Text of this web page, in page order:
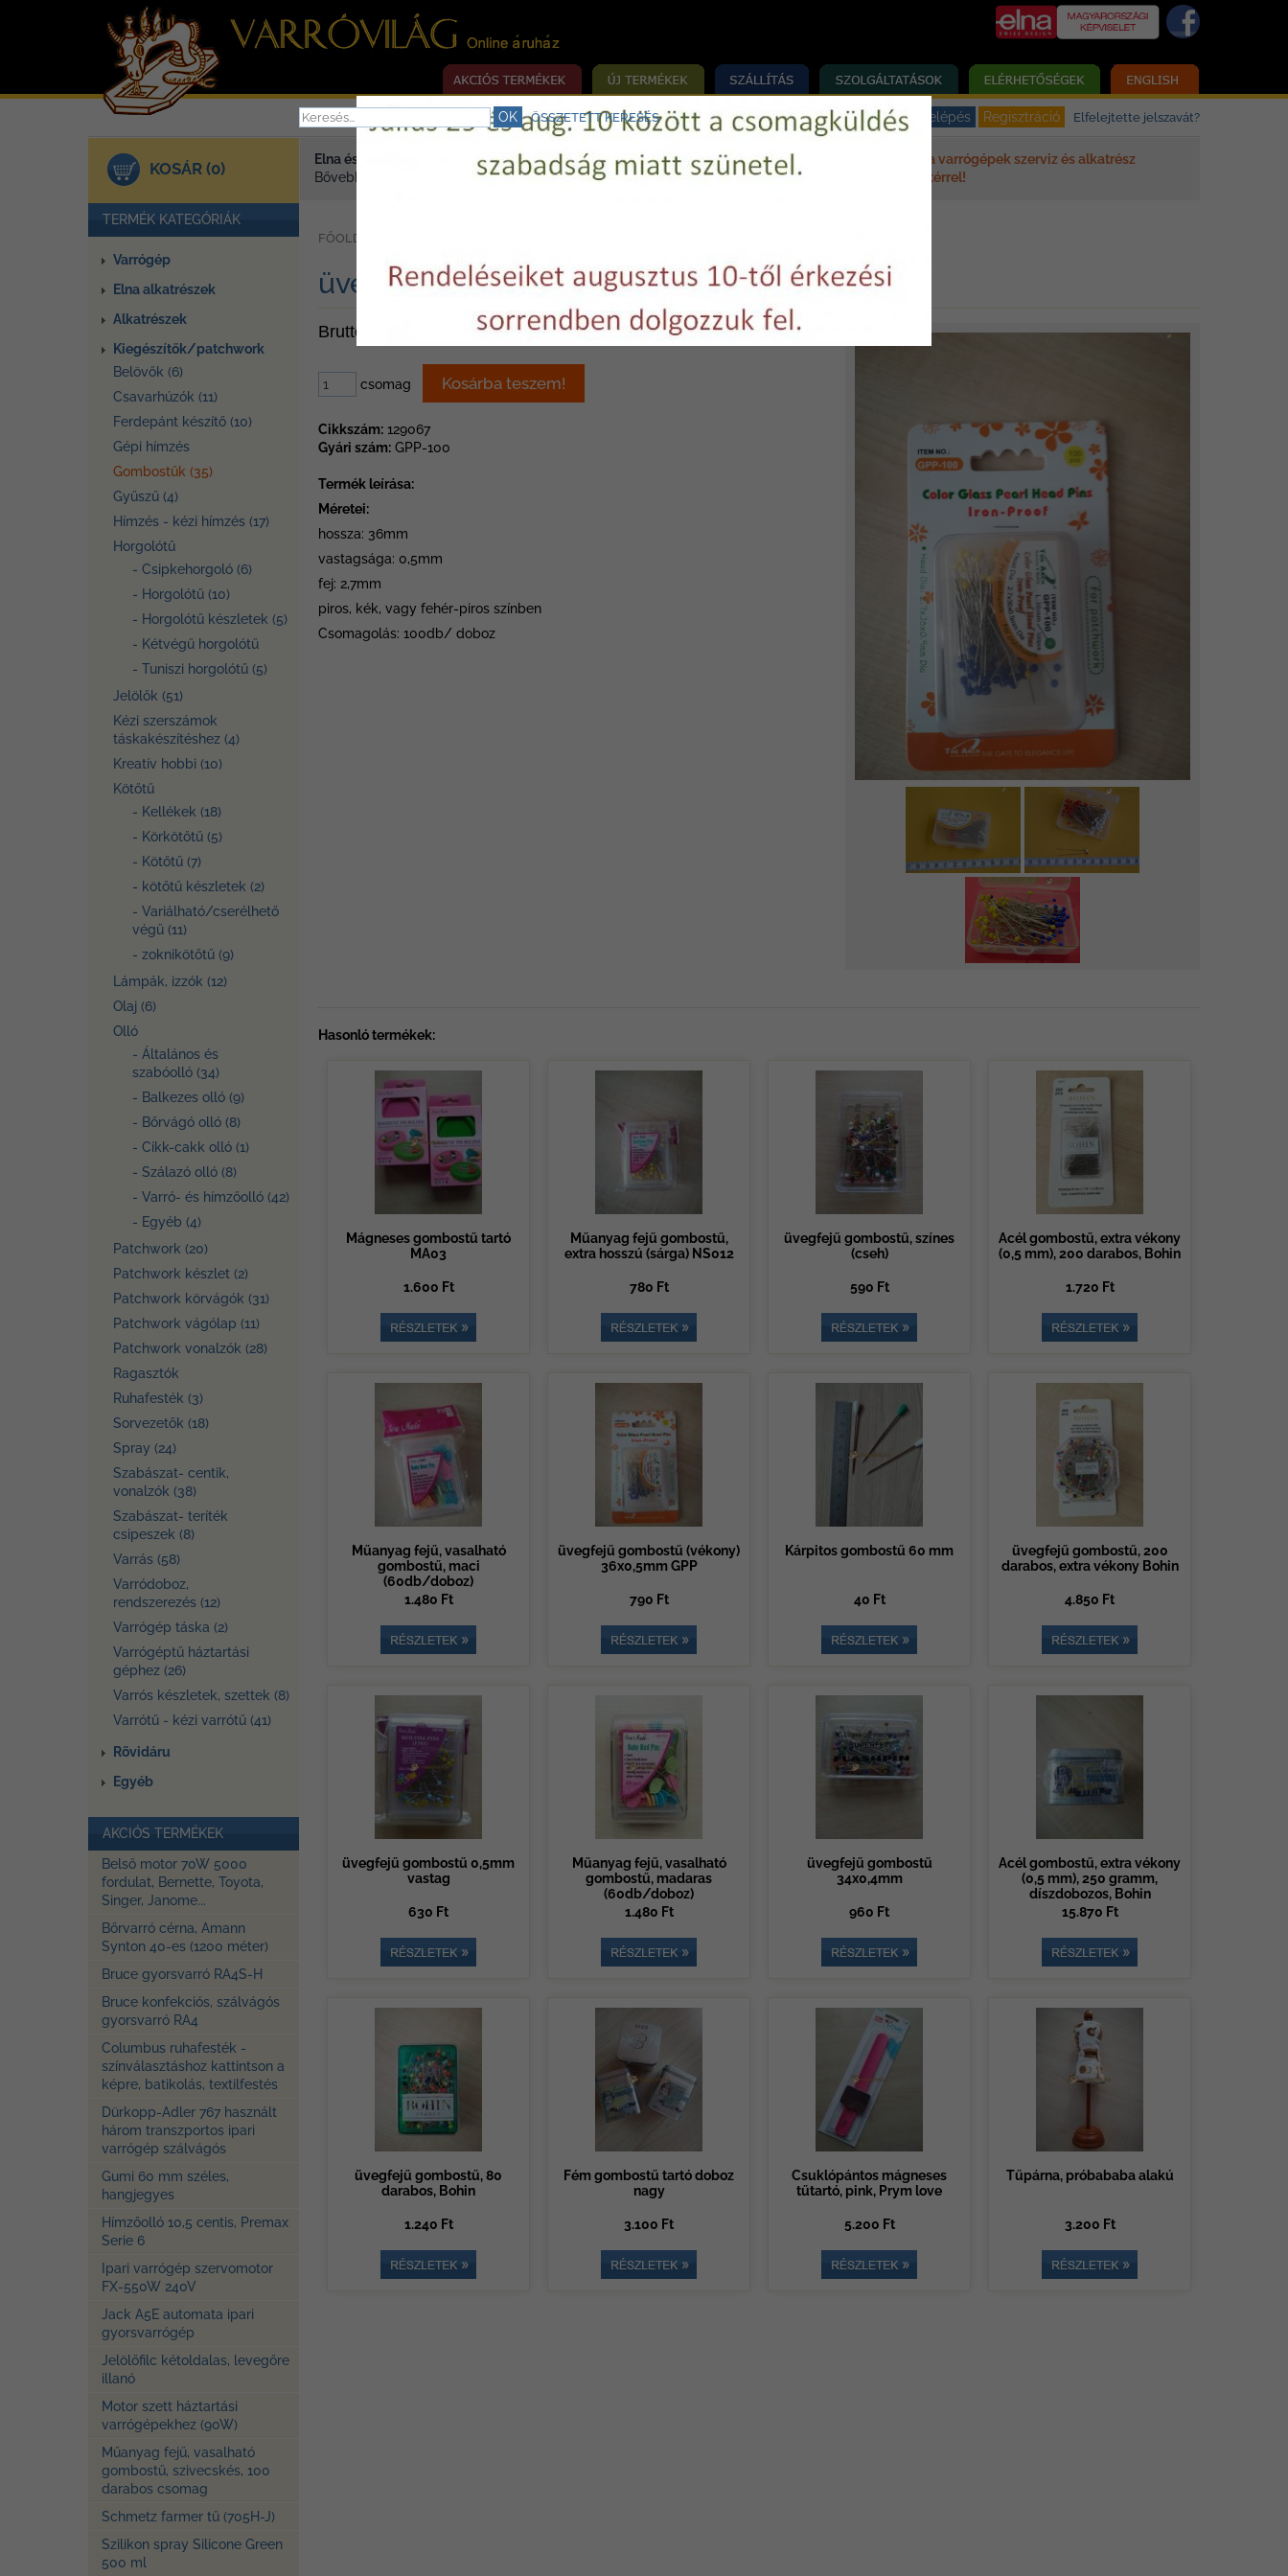
ÖSSZETETT KERESÉS Elfelejtette jelszavát?
KOSÁR (0)
TERMÉK KATEGÓRIÁK
Varrógép
Elna alkatrészek
Alkatrészek
Kiegészítők/patchwork
Belövők (6)
Csavarhúzók (11)
Ferdepánt készítő (10)
Gépi hímzés
Gombostűk (35)
Gyűszű (4)
Hímzés - kézi hímzés (17)
Horgolótű
- Csipkehorgoló (6)
- Horgolótű (10)
- Horgolótű készletek (5)
- Kétvégű horgolótű
- Tuniszi horgolótű (5)
Jelölők (51)
Kézi szerszámok
táskakészítéshez (4)
Kreatív hobbi (10)
Kötőtű
- Kellékek (18)
- Körkötőtű (5)
- Kötőtű (7)
- kötőtű készletek (2)
- Variálható/cserélhető
végű (11)
- zoknikötőtű (9)
Lámpák, izzók (12)
Olaj (6)
Olló
- Általános és
szabóolló (34)
- Balkezes olló (9)
- Bőrvágó olló (8)
- Cikk-cakk olló (1)
- Szálazó olló (8)
- Varró- és hímzőolló (42)
- Egyéb (4)
Patchwork (20)
Patchwork készlet (2)
Patchwork körvágók (31)
Patchwork vágólap (11)
Patchwork vonalzók (28)
Ragasztók
Ruhafesték (3)
Sorvezetők (18)
Spray (24)
Szabászat- centik,
vonalzók (38)
Szabászat- teríték
csipeszek (8)
Varrás (58)
Varródoboz,
rendszerezés (12)
Varrógép táska (2)
Varrógéptű háztartási
géphez (26)
Varrós készletek, szettek (8)
Varrótű - kézi varrótű (41)
Rövidáru
Egyéb
AKCIÓS TERMÉKEK
Belső motor 70W 5000
fordulat, Bernette, Toyota,
Singer, Janome...
Bőrvarró cérna, Amann
Synton 40-es (1200 méter)
Bruce gyorsvarró RA4S-H
Bruce konfekciós, szálvágós
gyorsvarró RA4
Columbus ruhafesték -
színválasztáshoz kattintson a
képre, batikolás, textilfestés
Dürkopp-Adler 767 használt
három transzportos ipari
varrógép szálvágós
Gumi 60 mm széles,
hangjegyes
Hímzőolló 10,5 centis, Premax
Serie 6
Ipari varrógép szervomotor
FX-550W 240V
Jack A5E automata ipari
gyorsvarrógép
Jelölőfilc kétoldalas, levegőre
illanó
Motor szett háztartási
varrógépekhez (90W)
Műanyag fejű, vasalható
gombostű, szivecskés, 100
darabos csomag
Schmetz farmer tű (705H-J)
Szilikon spray Silicone Green
500 ml
Elna és Janome varrógép szerviz.
Bővebben >
Telefon:+36 29 750977
E-mail:varrovilag@varrovilag.hu
Elna varrógépek szerviz és alkatrész
háttérrel!
FŐOLDAL
üvegfejű gombostű (vékony) 36x0,5mm GPP
Bruttó ár: 790 Ft / csomag
csomag
Cikkszám: 129067
Gyári szám: GPP-100
Termék leírása:
Méretei:
hossza: 36mm
vastagsága: 0,5mm
fej: 2,7mm
piros, kék, vagy fehér-piros színben
Csomagolás: 100db/ doboz
Hasonló termékek:
Mágneses gombostű tartó
MA03
1.600 Ft
Műanyag fejű gombostű,
extra hosszú (sárga) NS012
780 Ft
üvegfejű gombostű, színes
(cseh)
590 Ft
Acél gombostű, extra vékony
(0,5 mm), 200 darabos, Bohin
1.720 Ft
Műanyag fejű, vasalható
gombostű, maci
(60db/doboz)
1.480 Ft
üvegfejű gombostű (vékony)
36x0,5mm GPP
790 Ft
Kárpitos gombostű 60 mm
40 Ft
üvegfejű gombostű, 200
darabos, extra vékony Bohin
4.850 Ft
üvegfejű gombostű 0,5mm
vastag
630 Ft
Műanyag fejű, vasalható
gombostű, madaras
(60db/doboz)
1.480 Ft
üvegfejű gombostű
34x0,4mm
960 Ft
Acél gombostű, extra vékony
(0,5 mm), 250 gramm,
díszdobozos, Bohin
15.870 Ft
üvegfejű gombostű, 80
darabos, Bohin
1.240 Ft
Fém gombostű tartó doboz
nagy
3.100 Ft
Csuklópántos mágneses
tűtartó, pink, Prym love
5.200 Ft
Tűpárna, próbababa alakú
3.200 Ft